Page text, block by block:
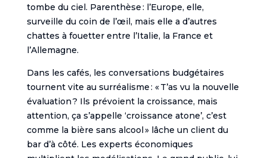
tombe du ciel. Parenthèse : l’Europe, elle,
surveille du coin de l’œil, mais elle a d’autres
chattes à fouetter entre l’Italie, la France et
l’Allemagne.
Dans les cafés, les conversations budgétaires
tournent vite au surréalisme : « T’as vu la nouvelle
évaluation ? Ils prévoient la croissance, mais
attention, ça s’appelle ‘croissance atone’, c’est
comme la bière sans alcool » lâche un client du
bar d’à côté. Les experts économiques